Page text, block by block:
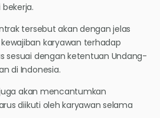
tersebut akan dengan jelas
karyawan terhadap
sesuai dengan ketentuan Undang-
di Indonesia.
akan mencantumkan
diikuti oleh karyawan selama